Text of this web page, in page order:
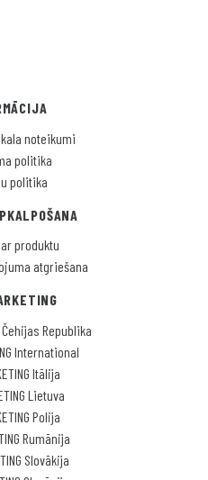
noteikumi
politika
politika
produktu
atgriešana
Čehijas Republika
International
Itālija
Lietuva
Polija
Rumānija
Slovākija